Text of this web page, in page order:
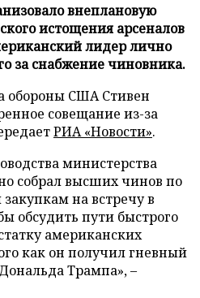
внеплановую
истощения арсеналов
лидер лично
за снабжение чиновника.
обороны США Стивен
совещание из-за
РИА «Новости».
министерства
собрал высших чинов по
на встречу в
обсудить пути быстрого
американских
как он получил гневный
Трампа», –